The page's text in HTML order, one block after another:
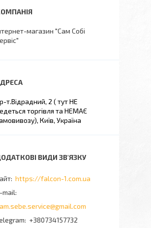
магазин "Сам Собі
т.Відрадний, 2 ( тут НЕ
торгівля та НЕМАЄ
Київ, Україна
https://falcon-1.com.ua
+380734157732